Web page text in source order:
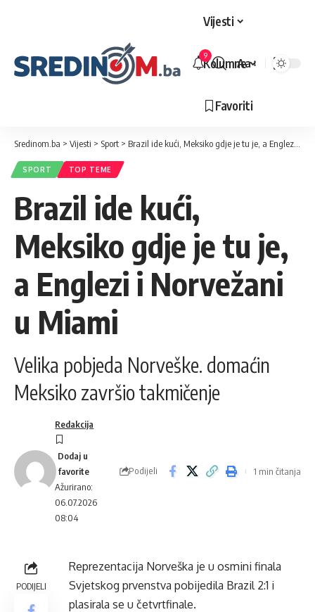
Vijesti
Kolumne
Favoriti
9
Veličina
Aa
Sredinom.ba > Vijesti > Sport > Brazil ide kući, Meksiko gdje je tu je, a Englezi i Norvežani u Miami
SPORT TOP TEME
Brazil ide kući,
Meksiko gdje je tu je,
a Englezi i Norvežani
u Miami
Velika pobjeda Norveške. domaćin
Meksiko završio takmičenje
Ažurirano:
06.07.2026
08:04
Redakcija
Podijeli 1 min čitanja
PODIJELI
Reprezentacija Norveška je u osmini finala
Svjetskog prvenstva pobijedila Brazil 2:1 i
plasirala se u četvrtfinale.